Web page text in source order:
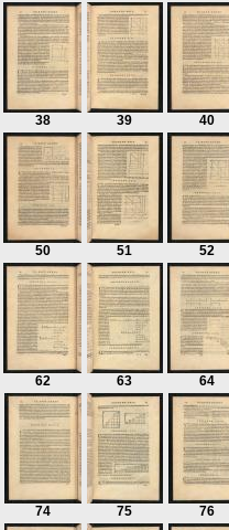
38 39 40
50 51 52
62 63 64
74 75 76